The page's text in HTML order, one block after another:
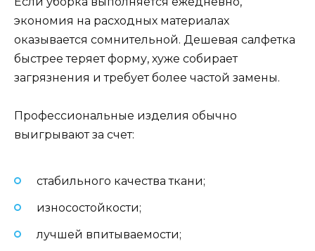
экономия на расходных материалах
оказывается сомнительной. Дешевая салфетка
быстрее теряет форму, хуже собирает
загрязнения и требует более частой замены.
Профессиональные изделия обычно
выигрывают за счет:
стабильного качества ткани;
износостойкости;
лучшей впитываемости;